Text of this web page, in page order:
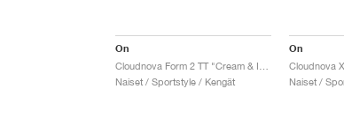
On
Naiset / Sportstyle / Kengät
On
Cloudnova
Naiset /